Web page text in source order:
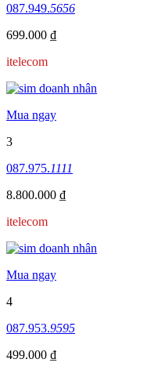
087.949.5656
699.000 ₫
itelecom
Mua ngay
3
087.975.1111
8.800.000 ₫
itelecom
Mua ngay
4
087.953.9595
499.000 ₫